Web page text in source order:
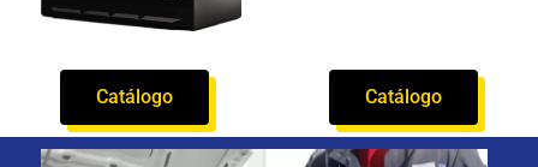
Catálogo Catálogo